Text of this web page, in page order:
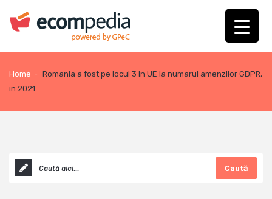
Home - Romania a fost pe locul 3 in UE la numarul amenzilor GDPR,
in 2021
Caută